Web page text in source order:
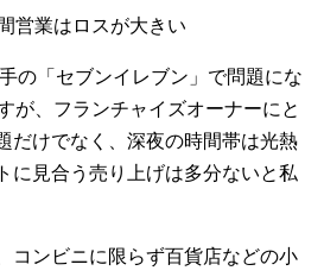
営業はロスが大きい
の「セブンイレブン」で問題にな
が、フランチャイズオーナーにと
だけでなく、深夜の時間帯は光熱
に見合う売り上げは多分ないと私
コンビニに限らず百貨店などの小